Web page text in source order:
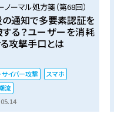
ノーマル処方箋（第68回）
通知で多要素認証を
る？ユーザーを消耗
攻撃手口とは
サイバー攻撃
スマホ
流